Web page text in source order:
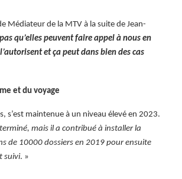
Médiateur de la MTV à la suite de Jean-
qu’elles peuvent faire appel à nous en
et ça peut dans bien des cas
et du voyage
s’est maintenue à un niveau élevé en 2023.
mais il a contribué à installer la
de 10000 dossiers en 2019 pour ensuite
suivi. »